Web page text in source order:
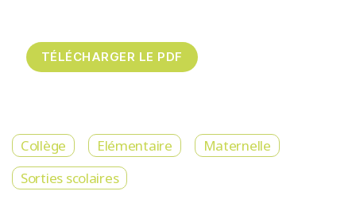
Collège Elémentaire
Maternelle
Sorties scolaires